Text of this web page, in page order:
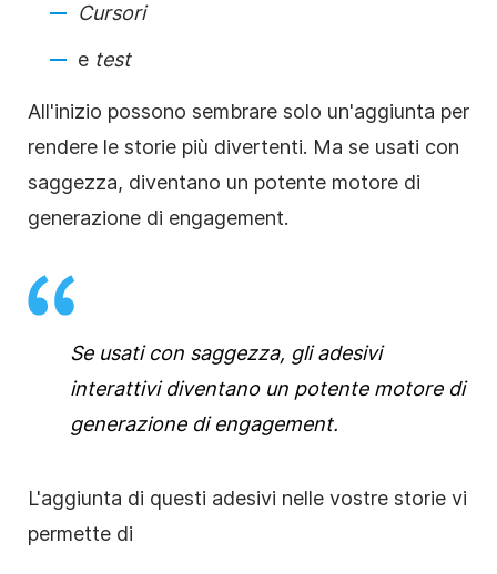
Cursori
e test
All'inizio possono sembrare solo un'aggiunta per
rendere le storie più divertenti. Ma se usati con
saggezza, diventano un potente motore di
generazione di engagement.
Se usati con saggezza, gli adesivi
interattivi diventano un potente motore di
generazione di engagement.
L'aggiunta di questi adesivi nelle vostre storie vi
permette di